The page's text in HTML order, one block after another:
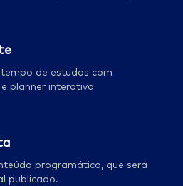
de estudos com
planner interativo
programático, que será
publicado.